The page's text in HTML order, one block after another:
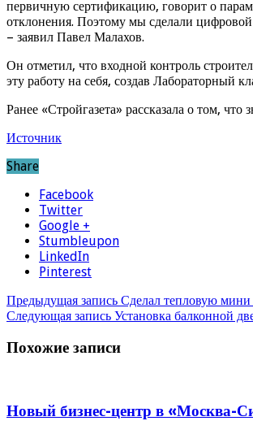
первичную сертификацию, говорит о
отклонения. Поэтому мы сделали
– заявил Павел Малахов.
Он отметил, что входной контроль
эту работу на себя, создав Лабораторный
Ранее «Стройгазета» рассказала о том,
Источник
Share
Facebook
Twitter
Google +
Stumbleupon
LinkedIn
Pinterest
Предыдущая запись Сделал тепловую мини
Следующая запись Установка балконной
Похожие записи
Новый бизнес-центр в «Москва-